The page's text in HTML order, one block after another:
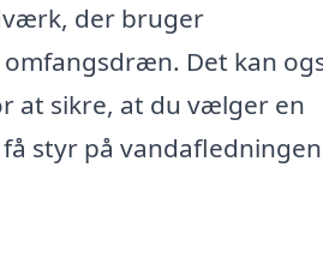
der bruger
Det kan
at sikre, at du vælger en
styr på vandafledningen